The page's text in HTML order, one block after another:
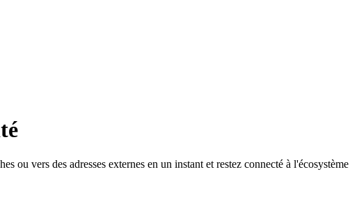
vers des adresses externes en un instant et restez connecté à l'écosystème